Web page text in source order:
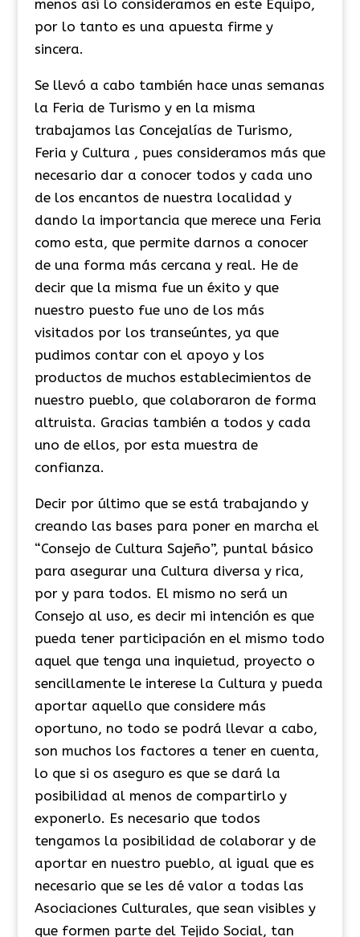
menos así lo consideramos en este Equipo,
por lo tanto es una apuesta firme y
sincera.
Se llevó a cabo también hace unas semanas
la Feria de Turismo y en la misma
trabajamos las Concejalías de Turismo,
Feria y Cultura , pues consideramos más que
necesario dar a conocer todos y cada uno
de los encantos de nuestra localidad y
dando la importancia que merece una Feria
como esta, que permite darnos a conocer
de una forma más cercana y real. He de
decir que la misma fue un éxito y que
nuestro puesto fue uno de los más
visitados por los transeúntes, ya que
pudimos contar con el apoyo y los
productos de muchos establecimientos de
nuestro pueblo, que colaboraron de forma
altruista. Gracias también a todos y cada
uno de ellos, por esta muestra de
confianza.
Decir por último que se está trabajando y
creando las bases para poner en marcha el
“Consejo de Cultura Sajeño”, puntal básico
para asegurar una Cultura diversa y rica,
por y para todos. El mismo no será un
Consejo al uso, es decir mi intención es que
pueda tener participación en el mismo todo
aquel que tenga una inquietud, proyecto o
sencillamente le interese la Cultura y pueda
aportar aquello que considere más
oportuno, no todo se podrá llevar a cabo,
son muchos los factores a tener en cuenta,
lo que si os aseguro es que se dará la
posibilidad al menos de compartirlo y
exponerlo. Es necesario que todos
tengamos la posibilidad de colaborar y de
aportar en nuestro pueblo, al igual que es
necesario que se les dé valor a todas las
Asociaciones Culturales, que sean visibles y
que formen parte del Tejido Social, tan